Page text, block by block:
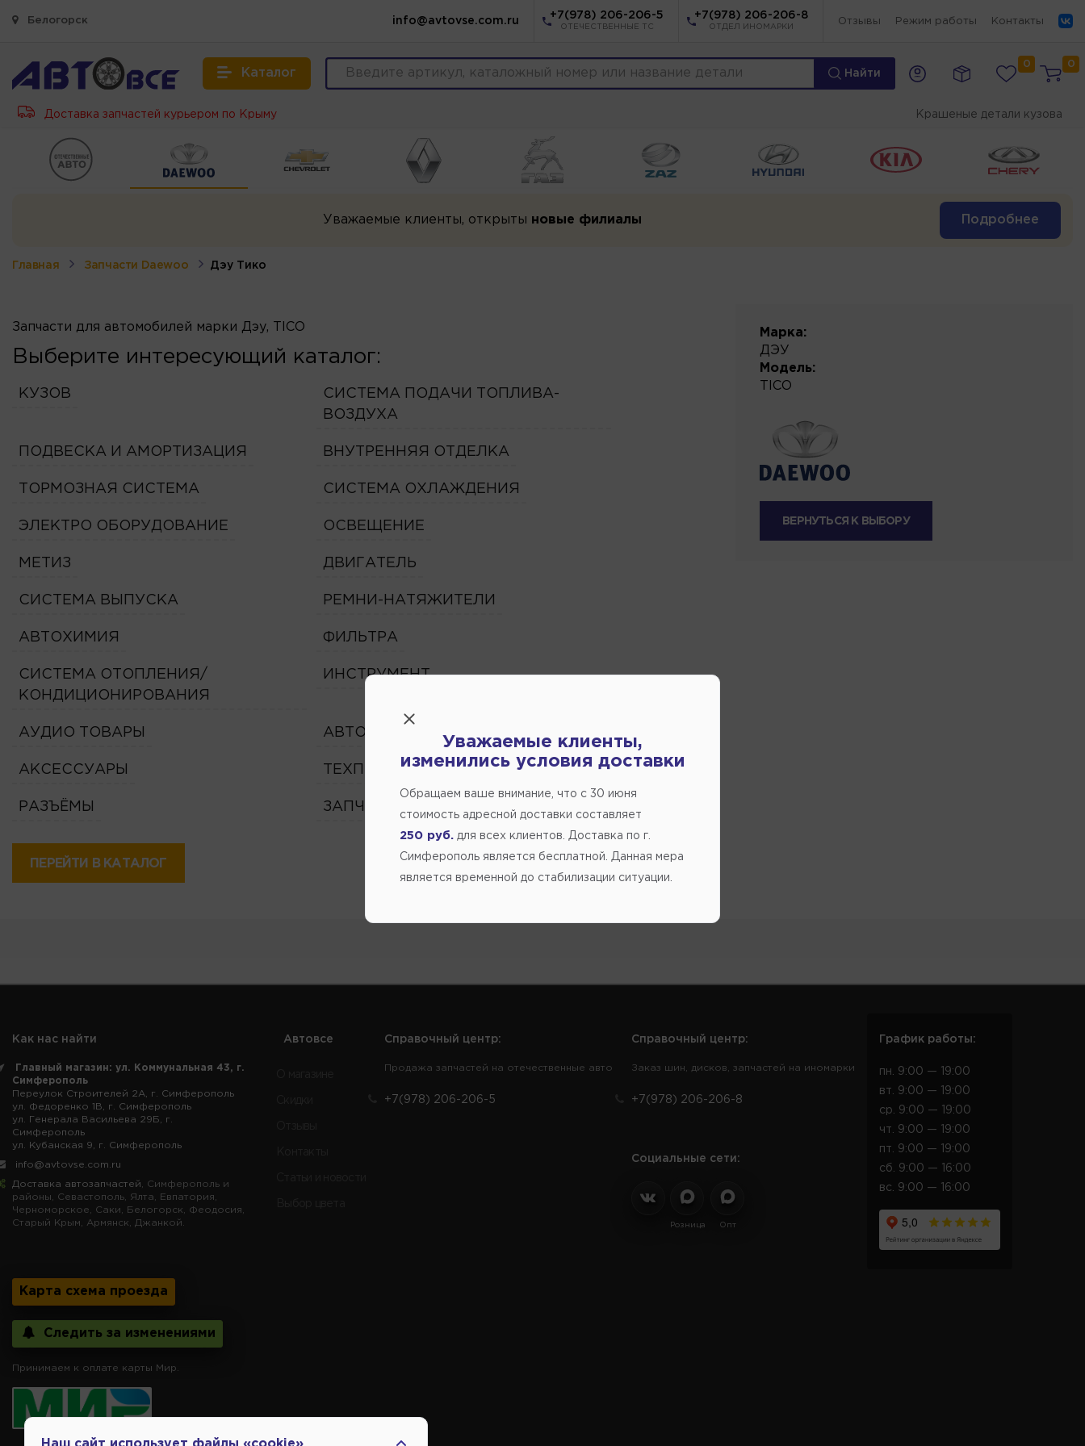
Белогорск info@avtovse.com.ru
+7(978) 206-206-5
ОТЕЧЕСТВЕННЫЕ ТС
+7(978) 206-206-8
ОТДЕЛ ИНОМАРКИ
Отзывы Режим работы Контакты
Каталог Найти
0 0
Доставка запчастей курьером по Крыму Крашеные детали кузова
Уважаемые клиенты, открыты новые филиалы Подробнее
Главная Запчасти Daewoo Дэу Тико
Запчасти для автомобилей марки Дэу, TICO
Выберите интересующий каталог:
КУЗОВ
СИСТЕМА ПОДАЧИ ТОПЛИВА-
ВОЗДУХА
ПОДВЕСКА И АМОРТИЗАЦИЯ ВНУТРЕННЯЯ ОТДЕЛКА
ТОРМОЗНАЯ СИСТЕМА СИСТЕМА ОХЛАЖДЕНИЯ
ЭЛЕКТРО ОБОРУДОВАНИЕ ОСВЕЩЕНИЕ
МЕТИЗ ДВИГАТЕЛЬ
СИСТЕМА ВЫПУСКА РЕМНИ-НАТЯЖИТЕЛИ
АВТОХИМИЯ ФИЛЬТРА
СИСТЕМА ОТОПЛЕНИЯ/
КОНДИЦИОНИРОВАНИЯ
ИНСТРУМЕНТ
АУДИО ТОВАРЫ АВТО ЭМАЛИ
АКСЕССУАРЫ ТЕХПОМОЩЬ
РАЗЪЁМЫ ЗАПЧАСТИ ИНОМАРКА
ПЕРЕЙТИ В КАТАЛОГ
Марка:
ДЭУ
Модель:
TICO
ВЕРНУТЬСЯ К ВЫБОРУ
Как нас найти
Главный магазин: ул. Коммунальная 43, г.
Симферополь
Переулок Строителей 2А, г. Симферополь
ул. Федоренко 1В, г. Симферополь
ул. Генерала Васильева 29Б, г.
Симферополь
ул. Кубанская 9, г. Симферополь
info@avtovse.com.ru
Доставка автозапчастей , Симферополь и
районы, Севастополь, Ялта, Евпатория,
Черноморское, Саки, Белогорск, Феодосия,
Старый Крым, Армянск, Джанкой.
Карта схема проезда
Следить за изменениями
Принимаем к оплате карты Мир.
Автовсе Справочный центр:
Продажа запчастей на отечественные авто
+7(978) 206-206-5
Справочный центр:
Заказ шин, дисков, запчастей на иномарки
+7(978) 206-206-8
Социальные сети:
Розница Опт
График работы:
пн. 9:00 — 19:00
вт. 9:00 — 19:00
ср. 9:00 — 19:00
чт. 9:00 — 19:00
пт. 9:00 — 19:00
сб. 9:00 — 16:00
вс. 9:00 — 16:00
Наш сайт использует файлы «cookie»
Уважаемые клиенты,
изменились условия доставки
Обращаем ваше внимание, что c 30 июня
стоимость адресной доставки составляет
250 руб. для всех клиентов. Доставка по г.
Симферополь является бесплатной. Данная мера
является временной до стабилизации ситуации.